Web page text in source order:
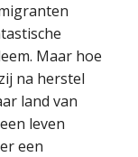
Maar hoe
na herstel
land van
leven
een